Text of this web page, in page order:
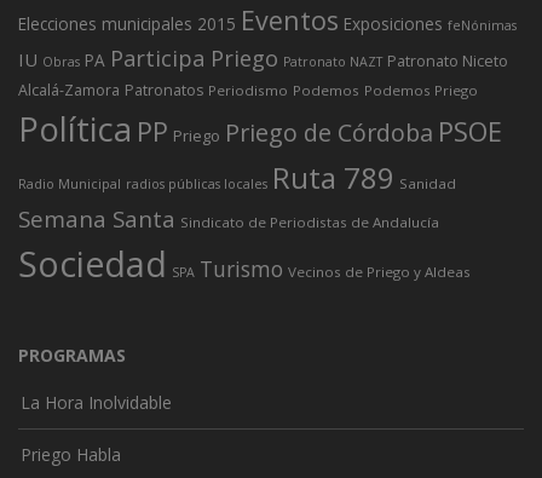
Elecciones municipales 2015 Eventos Exposiciones feNónimas
IU Obras PA Participa Priego Patronato NAZT Patronato Niceto
Alcalá-Zamora Patronatos Periodismo Podemos Podemos Priego
Política PP Priego Priego de Córdoba PSOE
Radio Municipal radios públicas locales Ruta 789 Sanidad
Semana Santa Sindicato de Periodistas de Andalucía
Sociedad SPA Turismo Vecinos de Priego y Aldeas
PROGRAMAS
La Hora Inolvidable
Priego Habla